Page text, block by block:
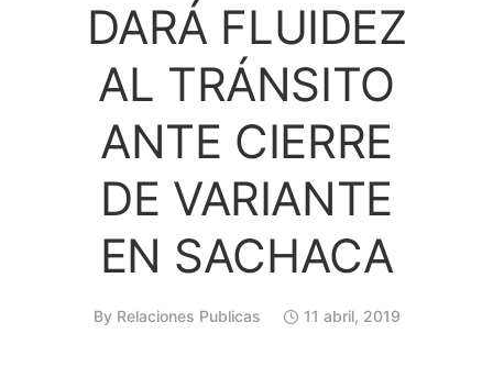
DARÁ FLUIDEZ
AL TRÁNSITO
ANTE CIERRE
DE VARIANTE
EN SACHACA
By Relaciones Publicas 11 abril, 2019